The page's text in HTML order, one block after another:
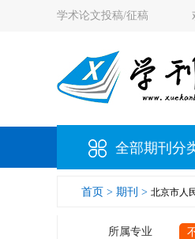
学术论文投稿/征稿
全部期刊分
首页 > 期刊 > 北京市人
所属专业